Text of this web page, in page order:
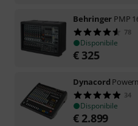
Behringer PMP
78
Disponibile
€ 325
Dynacord
34
Disponibile
€ 2.899